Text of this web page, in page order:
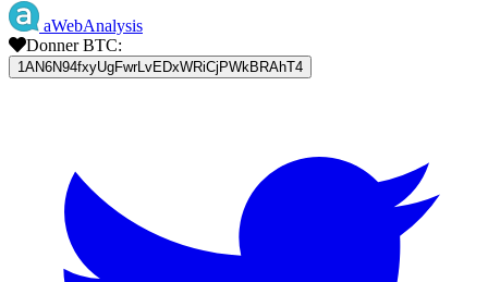
aWebAnalysis
Donner BTC:
1AN6N94fxyUgFwrLvEDxWRiCjPWkBRAhT4